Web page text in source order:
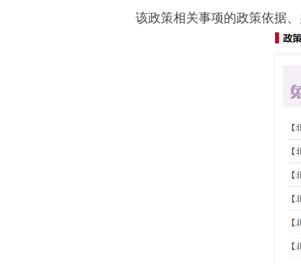
该政策相关事项的政策依据